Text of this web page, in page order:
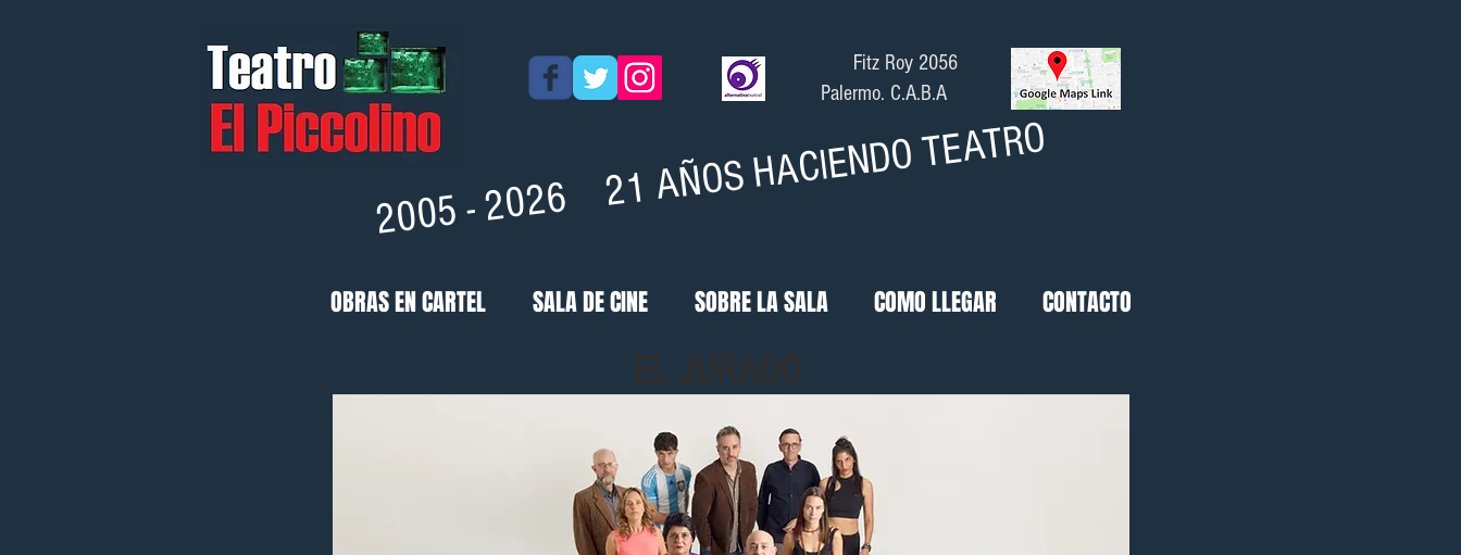
Fitz Roy 2056
Palermo. C.A.B.A
2005 - 2026 21 AÑOS HACIENDO TEATRO
OBRAS EN CARTEL SALA DE CINE SOBRE LA SALA COMO LLEGAR CONTACTO